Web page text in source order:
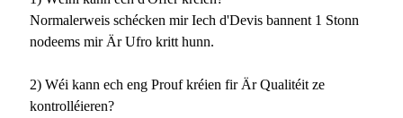
Normalerweis schécken mir Iech d'Devis bannent 1 Stonn
nodeems mir Är Ufro kritt hunn.
2) Wéi kann ech eng Prouf kréien fir Är Qualitéit ze
kontrolléieren?